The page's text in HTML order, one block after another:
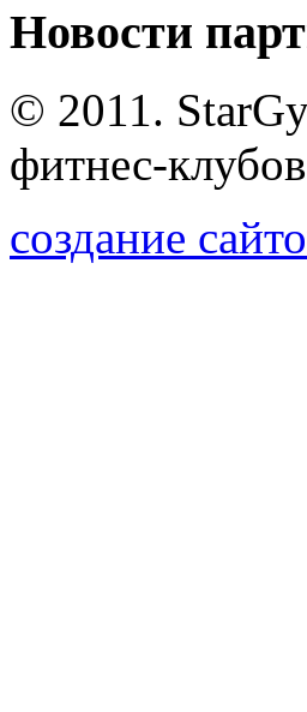
Новости
© 2011.
фитнес-
создание